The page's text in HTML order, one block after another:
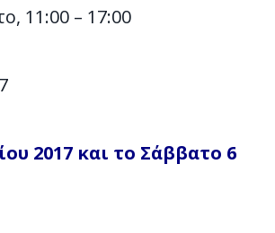
11:00 – 17:00
2017 και το Σάββατο 6